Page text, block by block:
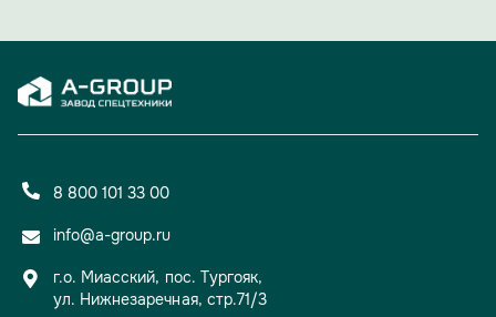
8 800 101 33 00
info@a-group.ru
г.о. Миасский, пос. Тургояк,
ул. Нижнезаречная, стр.71/3